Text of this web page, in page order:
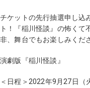
チケットの先行抽選申し込
ト！『稲川怪談』の怖くて
非、舞台でもお楽しみくだ
演劇版『稲川怪談』
＜日程＞2022年9月27日（